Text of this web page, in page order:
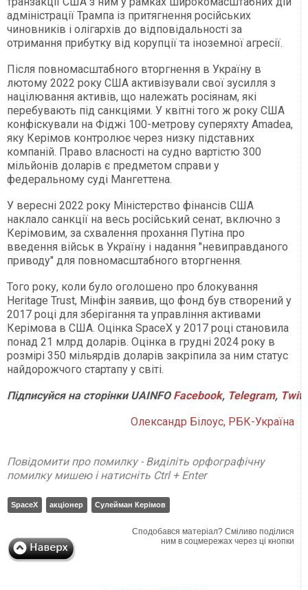
адміністрації Трампа із притягнення російських
чиновників і олігархів до відповідальності за
отримання прибутку від корупції та іноземної агресії.
Після повномасштабного вторгнення в Україну в
лютому 2022 року США активізували свої зусилля з
націлювання активів, що належать росіянам, які
перебувають під санкціями. У квітні того ж року США
конфіскували на Фіджі 100-метрову суперяхту Amadea,
яку Керімов контролює через низку підставних
компаній. Право власності на судно вартістю 300
мільйонів доларів є предметом справи у
федеральному суді Мангеттена.
У вересні 2022 року Міністерство фінансів США
наклало санкції на весь російський сенат, включно з
Керімовим, за схвалення прохання Путіна про
введення військ в Україну і надання "невиправданого
приводу" для повномасштабного вторгнення.
Того року, коли було оголошено про блокування
Heritage Trust, Мінфін заявив, що фонд був створений у
2017 році для зберігання та управління активами
Керімова в США. Оцінка SpaceX у 2017 році становила
понад 21 млрд доларів. Оцінка в грудні 2024 року в
розмірі 350 мільярдів доларів закріпила за ним статус
найдорожчого стартапу у світі.
ПідписуйсянасторінкиUAINFO Facebook, Telegram,
Олександр Білоус, РБК-Україна
Повідомити про помилку - Виділіть орфографічну
помилку мишею і натисніть Ctrl + Enter
SpaceX акціонер Сулейман Керімов
Сподобався матеріал? Сміливо поділися
ним в соцмережах через ці кнопки